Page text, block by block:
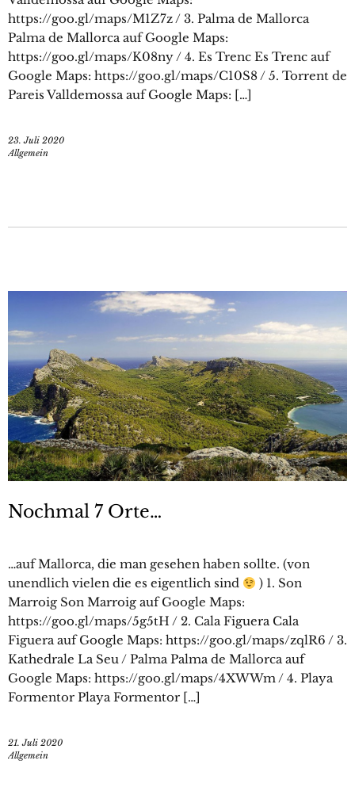
https://goo.gl/maps/M1Z7z / 3. Palma de Mallorca
Palma de Mallorca auf Google Maps:
https://goo.gl/maps/K08ny / 4. Es Trenc Es Trenc auf
Google Maps: https://goo.gl/maps/C10S8 / 5. Torrent de
Pareis Valldemossa auf Google Maps: […]
23. Juli 2020
Allgemein
Nochmal 7 Orte…
…auf Mallorca, die man gesehen haben sollte. (von
unendlich vielen die es eigentlich sind
) 1. Son
Marroig Son Marroig auf Google Maps:
https://goo.gl/maps/5g5tH / 2. Cala Figuera Cala
Figuera auf Google Maps: https://goo.gl/maps/zqlR6 / 3.
Kathedrale La Seu / Palma Palma de Mallorca auf
Google Maps: https://goo.gl/maps/4XWWm / 4. Playa
Formentor Playa Formentor […]
21. Juli 2020
Allgemein